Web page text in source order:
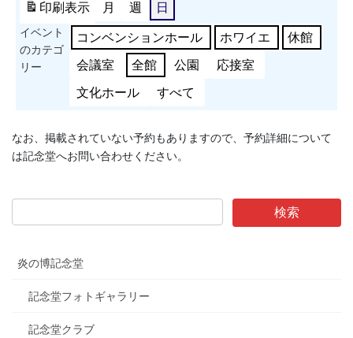
備
印刷表示 月 週 日
イベント
のカテゴ
リー
コンベンションホール ホワイエ 休館
会議室 全館 公園 応接室
文化ホール すべて
なお、掲載されていない予約もありますので、予約詳細について
は記念堂へお問い合わせください。
炎の博記念堂
記念堂フォトギャラリー
記念堂クラブ